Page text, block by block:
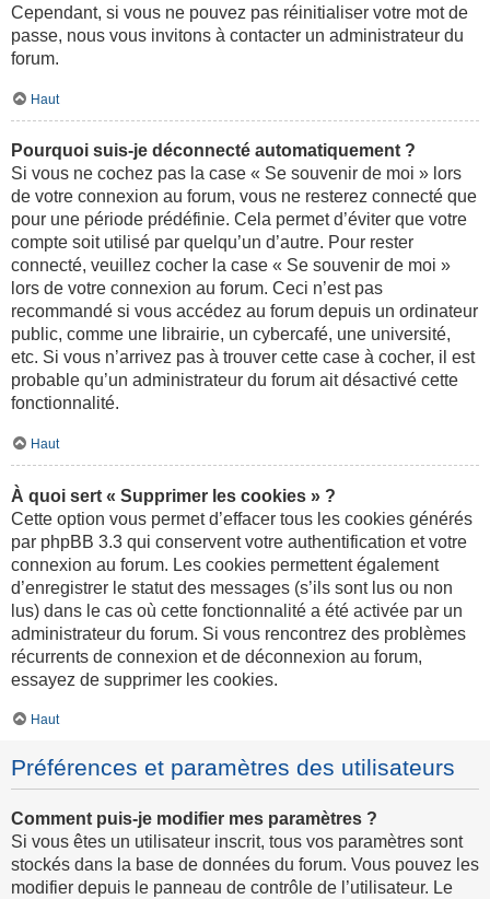
Cependant, si vous ne pouvez pas réinitialiser votre mot de
passe, nous vous invitons à contacter un administrateur du
forum.
Haut
Pourquoi suis-je déconnecté automatiquement ?
Si vous ne cochez pas la case « Se souvenir de moi » lors
de votre connexion au forum, vous ne resterez connecté que
pour une période prédéfinie. Cela permet d’éviter que votre
compte soit utilisé par quelqu’un d’autre. Pour rester
connecté, veuillez cocher la case « Se souvenir de moi »
lors de votre connexion au forum. Ceci n’est pas
recommandé si vous accédez au forum depuis un ordinateur
public, comme une librairie, un cybercafé, une université,
etc. Si vous n’arrivez pas à trouver cette case à cocher, il est
probable qu’un administrateur du forum ait désactivé cette
fonctionnalité.
Haut
À quoi sert « Supprimer les cookies » ?
Cette option vous permet d’effacer tous les cookies générés
par phpBB 3.3 qui conservent votre authentification et votre
connexion au forum. Les cookies permettent également
d’enregistrer le statut des messages (s’ils sont lus ou non
lus) dans le cas où cette fonctionnalité a été activée par un
administrateur du forum. Si vous rencontrez des problèmes
récurrents de connexion et de déconnexion au forum,
essayez de supprimer les cookies.
Haut
Préférences et paramètres des utilisateurs
Comment puis-je modifier mes paramètres ?
Si vous êtes un utilisateur inscrit, tous vos paramètres sont
stockés dans la base de données du forum. Vous pouvez les
modifier depuis le panneau de contrôle de l’utilisateur. Le